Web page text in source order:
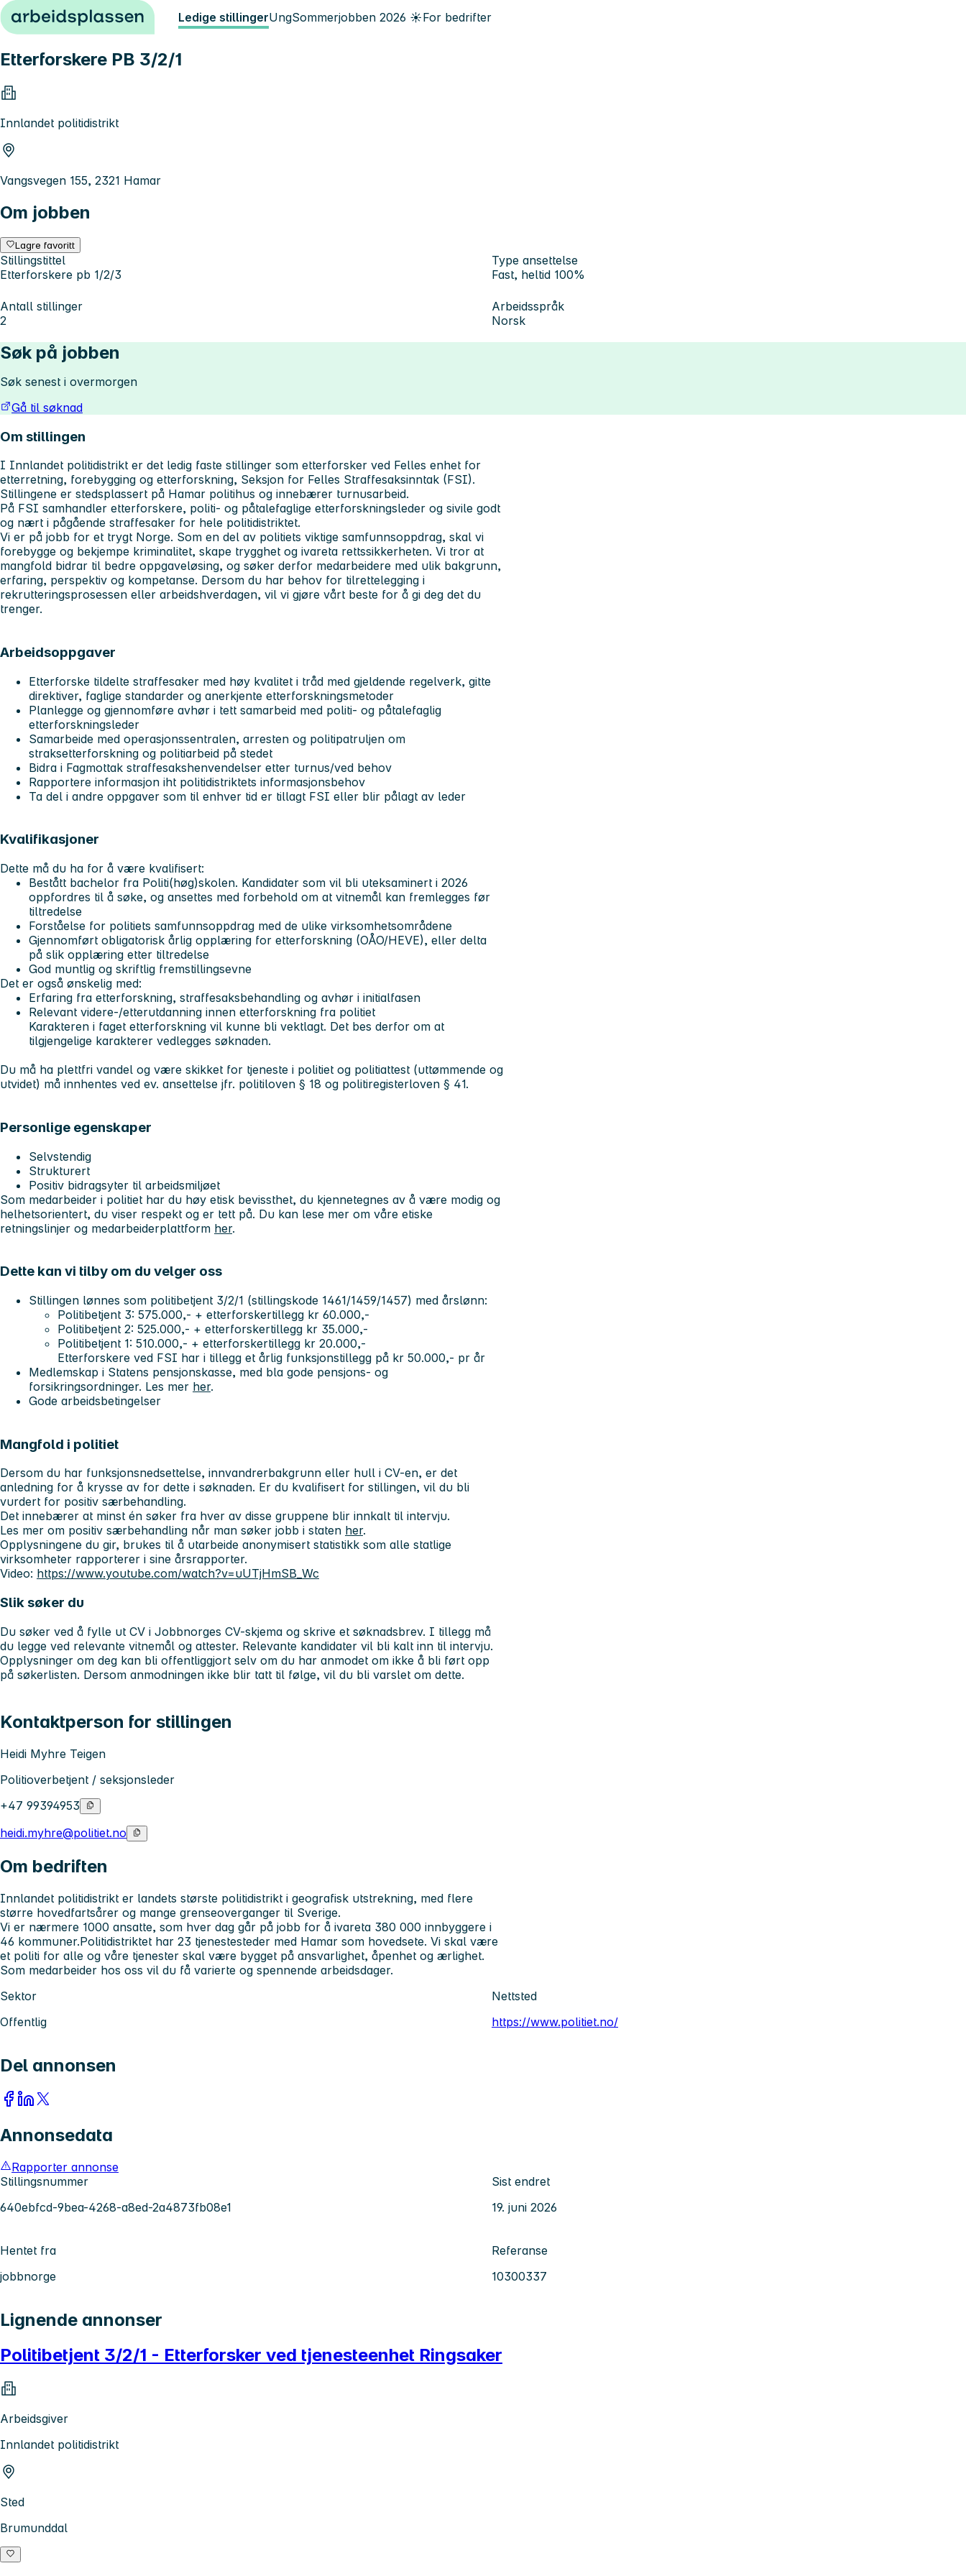
Hopp til innhold Ledige stillingerUngSommerjobben 2026 ☀️For bedrifter
Etterforskere PB 3/2/1
Innlandet politidistrikt
Vangsvegen 155, 2321 Hamar
Om jobben
Lagre favoritt
Stillingstittel
Etterforskere pb 1/2/3
Type ansettelse
Fast, heltid 100%
Antall stillinger
2
Arbeidsspråk
Norsk
Søk på jobben
Søk senest i overmorgen
Gå til søknad
Om stillingen
I Innlandet politidistrikt er det ledig faste stillinger som etterforsker ved Felles enhet for
etterretning, forebygging og etterforskning, Seksjon for Felles Straffesaksinntak (FSI).
Stillingene er stedsplassert på Hamar politihus og innebærer turnusarbeid.
På FSI samhandler etterforskere, politi- og påtalefaglige etterforskningsleder og sivile godt
og nært i pågående straffesaker for hele politidistriktet.
Vi er på jobb for et trygt Norge. Som en del av politiets viktige samfunnsoppdrag, skal vi
forebygge og bekjempe kriminalitet, skape trygghet og ivareta rettssikkerheten. Vi tror at
mangfold bidrar til bedre oppgaveløsing, og søker derfor medarbeidere med ulik bakgrunn,
erfaring, perspektiv og kompetanse. Dersom du har behov for tilrettelegging i
rekrutteringsprosessen eller arbeidshverdagen, vil vi gjøre vårt beste for å gi deg det du
trenger.
Arbeidsoppgaver
Etterforske tildelte straffesaker med høy kvalitet i tråd med gjeldende regelverk, gitte
direktiver, faglige standarder og anerkjente etterforskningsmetoder
Planlegge og gjennomføre avhør i tett samarbeid med politi- og påtalefaglig
etterforskningsleder
Samarbeide med operasjonssentralen, arresten og politipatruljen om
straksetterforskning og politiarbeid på stedet
Bidra i Fagmottak straffesakshenvendelser etter turnus/ved behov
Rapportere informasjon iht politidistriktets informasjonsbehov
Ta del i andre oppgaver som til enhver tid er tillagt FSI eller blir pålagt av leder
Kvalifikasjoner
Dette må du ha for å være kvalifisert:
Bestått bachelor fra Politi(høg)skolen. Kandidater som vil bli uteksaminert i 2026
oppfordres til å søke, og ansettes med forbehold om at vitnemål kan fremlegges før
tiltredelse
Forståelse for politiets samfunnsoppdrag med de ulike virksomhetsområdene
Gjennomført obligatorisk årlig opplæring for etterforskning (OÅO/HEVE), eller delta
på slik opplæring etter tiltredelse
God muntlig og skriftlig fremstillingsevne
Det er også ønskelig med:
Erfaring fra etterforskning, straffesaksbehandling og avhør i initialfasen
Relevant videre-/etterutdanning innen etterforskning fra politiet
Karakteren i faget etterforskning vil kunne bli vektlagt. Det bes derfor om at
tilgjengelige karakterer vedlegges søknaden.
Du må ha plettfri vandel og være skikket for tjeneste i politiet og politiattest (uttømmende og
utvidet) må innhentes ved ev. ansettelse jfr. politiloven § 18 og politiregisterloven § 41.
Personlige egenskaper
Selvstendig
Strukturert
Positiv bidragsyter til arbeidsmiljøet
Som medarbeider i politiet har du høy etisk bevissthet, du kjennetegnes av å være modig og
helhetsorientert, du viser respekt og er tett på. Du kan lese mer om våre etiske
retningslinjer og medarbeiderplattform her.
Dette kan vi tilby om du velger oss
Stillingen lønnes som politibetjent 3/2/1 (stillingskode 1461/1459/1457) med årslønn:
Politibetjent 3: 575.000,- + etterforskertillegg kr 60.000,-
Politibetjent 2: 525.000,- + etterforskertillegg kr 35.000,-
Politibetjent 1: 510.000,- + etterforskertillegg kr 20.000,-
Etterforskere ved FSI har i tillegg et årlig funksjonstillegg på kr 50.000,- pr år
Medlemskap i Statens pensjonskasse, med bla gode pensjons- og
forsikringsordninger. Les mer her.
Gode arbeidsbetingelser
Mangfold i politiet
Dersom du har funksjonsnedsettelse, innvandrerbakgrunn eller hull i CV-en, er det
anledning for å krysse av for dette i søknaden. Er du kvalifisert for stillingen, vil du bli
vurdert for positiv særbehandling.
Det innebærer at minst én søker fra hver av disse gruppene blir innkalt til intervju.
Les mer om positiv særbehandling når man søker jobb i staten her.
Opplysningene du gir, brukes til å utarbeide anonymisert statistikk som alle statlige
virksomheter rapporterer i sine årsrapporter.
Video: https://www.youtube.com/watch?v=uUTjHmSB_Wc
Slik søker du
Du søker ved å fylle ut CV i Jobbnorges CV-skjema og skrive et søknadsbrev. I tillegg må
du legge ved relevante vitnemål og attester. Relevante kandidater vil bli kalt inn til intervju.
Opplysninger om deg kan bli offentliggjort selv om du har anmodet om ikke å bli ført opp
på søkerlisten. Dersom anmodningen ikke blir tatt til følge, vil du bli varslet om dette.
Kontaktperson for stillingen
Heidi Myhre Teigen
Politioverbetjent / seksjonsleder
+47 99394953
heidi.myhre@politiet.no
Om bedriften
Innlandet politidistrikt er landets største politidistrikt i geografisk utstrekning, med flere
større hovedfartsårer og mange grenseoverganger til Sverige.
Vi er nærmere 1000 ansatte, som hver dag går på jobb for å ivareta 380 000 innbyggere i
46 kommuner.Politidistriktet har 23 tjenestesteder med Hamar som hovedsete. Vi skal være
et politi for alle og våre tjenester skal være bygget på ansvarlighet, åpenhet og ærlighet.
Som medarbeider hos oss vil du få varierte og spennende arbeidsdager.
Sektor
Offentlig
Nettsted
https://www.politiet.no/
Del annonsen
Annonsedata
Rapporter annonse
Stillingsnummer
640ebfcd-9bea-4268-a8ed-2a4873fb08e1
Sist endret
19. juni 2026
Hentet fra
jobbnorge
Referanse
10300337
Lignende annonser
Politibetjent 3/2/1 - Etterforsker ved tjenesteenhet Ringsaker
Arbeidsgiver
Innlandet politidistrikt
Sted
Brumunddal